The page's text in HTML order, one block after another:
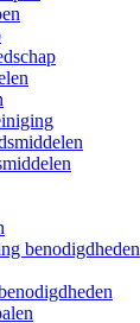
benodigdheden